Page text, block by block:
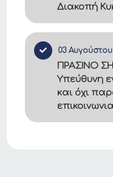
Διακοπή
03
ΠΡΑΣΙΝΟ
Υπεύθυνη
και όχι